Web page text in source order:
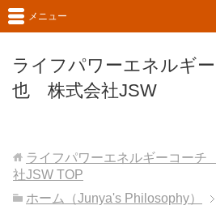
ライフパワーエネルギ
也 株式会社JSW
メニュー
ライフパワーエネルギーコー
社JSW TOP
ホーム（Junya's Philosophy）